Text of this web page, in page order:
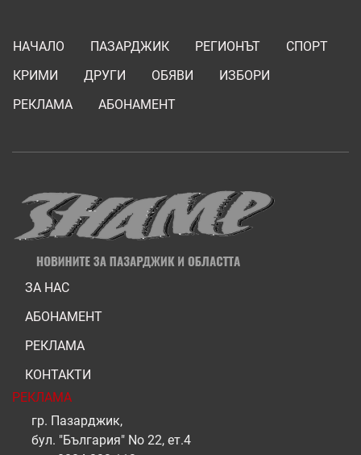
НАЧАЛО ПАЗАРДЖИК РЕГИОНЪТ
СПОРТ
КРИМИ
ДРУГИ ОБЯВИ
ИЗБОРИ
РЕКЛАМА
АБОНАМЕНТ
ЗА НАС
АБОНАМЕНТ
РЕКЛАМА
КОНТАКТИ
РЕКЛАМА
гр. Пазарджик,
бул. "България" No 22, ет.4